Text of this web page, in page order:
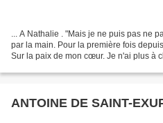
... A Nathalie . "Mais je ne puis pas ne
par la main. Pour la première fois
Sur la paix de mon cœur. Je n'ai plus à
ANTOINE DE SAINT-